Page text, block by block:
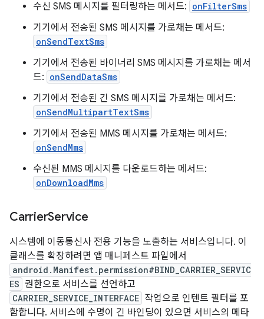
수신 SMS 메시지를 필터링하는 메서드: onFilterSms
기기에서 전송된 SMS 메시지를 가로채는 메서드:
onSendTextSms
기기에서 전송된 바이너리 SMS 메시지를 가로채는 메서
드: onSendDataSms
기기에서 전송된 긴 SMS 메시지를 가로채는 메서드:
onSendMultipartTextSms
기기에서 전송된 MMS 메시지를 가로채는 메서드:
onSendMms
수신된 MMS 메시지를 다운로드하는 메서드:
onDownloadMms
CarrierService
시스템에 이동통신사 전용 기능을 노출하는 서비스입니다. 이
클래스를 확장하려면 앱 매니페스트 파일에서
android.Manifest.permission#BIND_CARRIER_SERVIC
ES 권한으로 서비스를 선언하고
CARRIER_SERVICE_INTERFACE 작업으로 인텐트 필터를 포
함합니다. 서비스에 수명이 긴 바인딩이 있으면 서비스의 메타